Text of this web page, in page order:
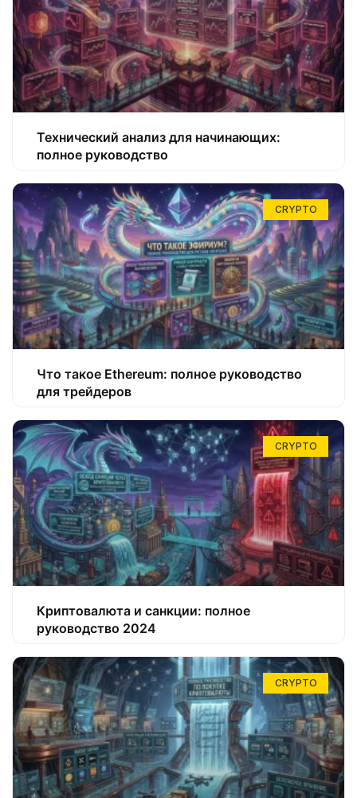
Технический анализ для начинающих:
полное руководство
CRYPTO
Что такое Ethereum: полное руководство
для трейдеров
CRYPTO
Криптовалюта и санкции: полное
руководство 2024
CRYPTO